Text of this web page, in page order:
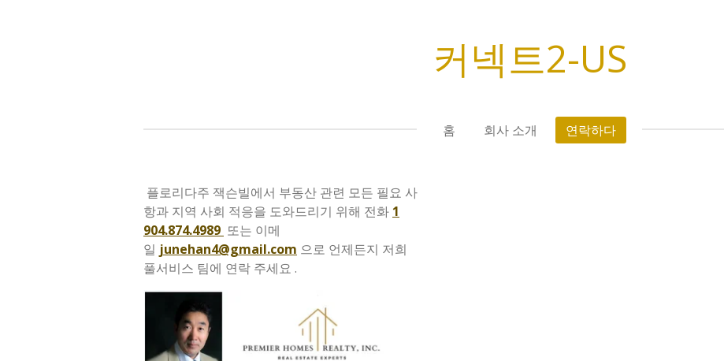
커넥트2-US
홈 회사 소개 연락하다
플로리다주 잭슨빌에서 부동산 관련 모든 필요 사
항과 지역 사회 적응을 도와드리기 위해 전화 1
904.874.4989 또는 이메
일 junehan4@gmail.com 으로 언제든지 저희
풀서비스 팀에 연락 주세요 .